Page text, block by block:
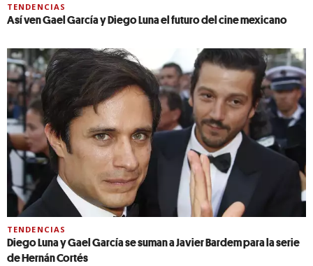
TENDENCIAS
Así ven Gael García y Diego Luna el futuro del cine mexicano
TENDENCIAS
Diego Luna y Gael García se suman a Javier Bardem para la serie
de Hernán Cortés